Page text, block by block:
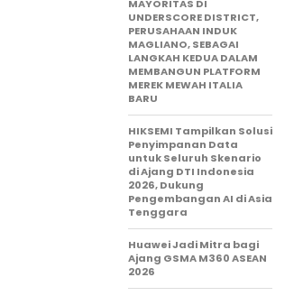
MAYORITAS DI
UNDERSCORE DISTRICT,
PERUSAHAAN INDUK
MAGLIANO, SEBAGAI
LANGKAH KEDUA DALAM
MEMBANGUN PLATFORM
MEREK MEWAH ITALIA
BARU
HIKSEMI Tampilkan Solusi
Penyimpanan Data
untuk Seluruh Skenario
di Ajang DTI Indonesia
2026, Dukung
Pengembangan AI di Asia
Tenggara
Huawei Jadi Mitra bagi
Ajang GSMA M360 ASEAN
2026